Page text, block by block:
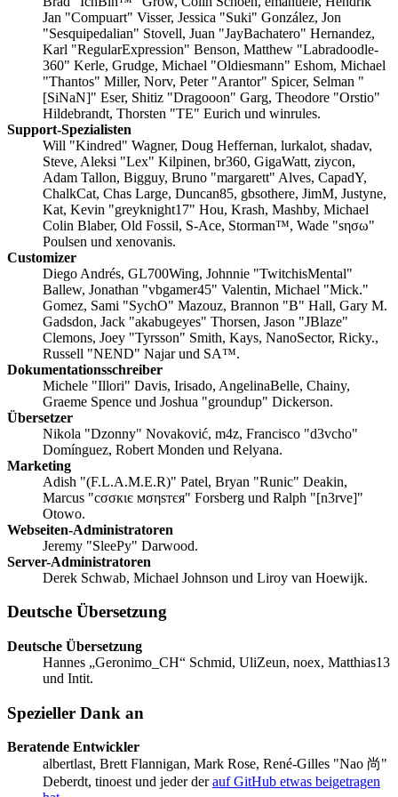
Jan "Compuart" Visser, Jessica "Suki" González, Jon
"Sesquipedalian" Stovell, Juan "JayBachatero" Hernandez,
Karl "RegularExpression" Benson, Matthew "Labradoodle-
360" Kerle, Grudge, Michael "Oldiesmann" Eshom, Michael
"Thantos" Miller, Norv, Peter "Arantor" Spicer, Selman "
[SiNaN]" Eser, Shitiz "Dragooon" Garg, Theodore "Orstio"
Hildebrandt, Thorsten "TE" Eurich und winrules.
Support-Spezialisten
Will "Kindred" Wagner, Doug Heffernan, lurkalot, shadav,
Steve, Aleksi "Lex" Kilpinen, br360, GigaWatt, ziycon,
Adam Tallon, Bigguy, Bruno "margarett" Alves, CapadY,
ChalkCat, Chas Large, Duncan85, gbsothere, JimM, Justyne,
Kat, Kevin "greyknight17" Hou, Krash, Mashby, Michael
Colin Blaber, Old Fossil, S-Ace, Storman™, Wade "sησω"
Poulsen und xenovanis.
Customizer
Diego Andrés, GL700Wing, Johnnie "TwitchisMental"
Ballew, Jonathan "vbgamer45" Valentin, Michael "Mick."
Gomez, Sami "SychO" Mazouz, Brannon "B" Hall, Gary M.
Gadsdon, Jack "akabugeyes" Thorsen, Jason "JBlaze"
Clemons, Joey "Tyrsson" Smith, Kays, NanoSector, Ricky.,
Russell "NEND" Najar und SA™.
Dokumentationsschreiber
Michele "Illori" Davis, Irisado, AngelinaBelle, Chainy,
Graeme Spence und Joshua "groundup" Dickerson.
Übersetzer
Nikola "Dzonny" Novaković, m4z, Francisco "d3vcho"
Domínguez, Robert Monden und Relyana.
Marketing
Adish "(F.L.A.M.E.R)" Patel, Bryan "Runic" Deakin,
Marcus "cσσкιє мσηѕтєя" Forsberg und Ralph "[n3rve]"
Otowo.
Webseiten-Administratoren
Jeremy "SleePy" Darwood.
Server-Administratoren
Derek Schwab, Michael Johnson und Liroy van Hoewijk.
Deutsche Übersetzung
Deutsche Übersetzung
Hannes „Geronimo_CH“ Schmid, UliZeun, noex, Matthias13
und Intit.
Spezieller Dank an
Beratende Entwickler
albertlast, Brett Flannigan, Mark Rose, René-Gilles "Nao 尚"
Deberdt, tinoest und jeder derauf GitHub etwas beigetragen